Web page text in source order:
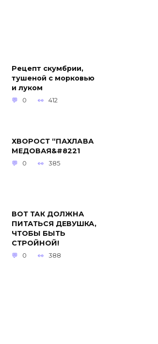
Рецепт скумбрии,
тушеной с морковью
и луком
0 412
ХВОРОСТ “ПАХЛАВА
МЕДОВАЯ&#8221
0 385
ВОТ ТАК ДОЛЖНА
ПИТАТЬСЯ ДЕВУШКА,
ЧТОБЫ БЫТЬ
СТРОЙНОЙ!
0 388